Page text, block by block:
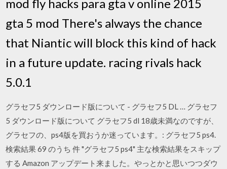
mod fly hacks para gta v online 2015
gta 5 mod There's always the chance
that Niantic will block this kind of hack
in a future update. racing rivals hack
5.0.1
グラセフ5 ダウンロード版について - グラセフ5 DL … グラセフ
5 ダウンロード版について グラセフ5 dl 18歳未満なのですが、
グラセフの、ps4版を買おうか迷っています。: グラセフ5 ps4.
検索結果 69 のうち 件 "グラセフ5 ps4" 主な検索結果をスキップ
する Amazon アップデート来ました。やっとかと思いつつダウ